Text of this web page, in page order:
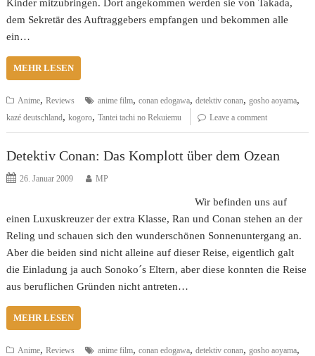
Kinder mitzubringen. Dort angekommen werden sie von Takada,
dem Sekretär des Auftraggebers empfangen und bekommen alle
ein…
MEHR LESEN
Anime,Reviews anime film,conan edogawa,detektiv conan,gosho aoyama,
kazé deutschland,kogoro,Tantei tachi no Rekuiemu Leave a comment
Detektiv Conan: Das Komplott über dem Ozean
26. Januar 2009 MP
Wir befinden uns auf
einen Luxuskreuzer der extra Klasse, Ran und Conan stehen an der
Reling und schauen sich den wunderschönen Sonnenuntergang an.
Aber die beiden sind nicht alleine auf dieser Reise, eigentlich galt
die Einladung ja auch Sonoko´s Eltern, aber diese konnten die Reise
aus beruflichen Gründen nicht antreten…
MEHR LESEN
Anime,Reviews anime film,conan edogawa,detektiv conan,gosho aoyama,